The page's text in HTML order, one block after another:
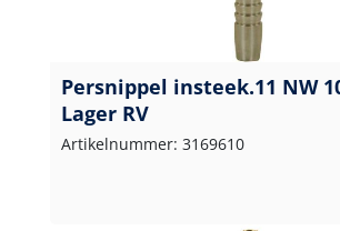
Persnippel insteek.11 NW
Lager RV
Artikelnummer: 3169610